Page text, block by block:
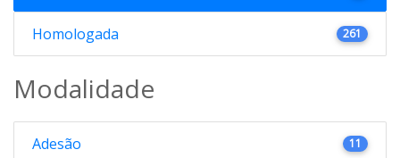
Homologada 261
Modalidade
Adesão 11